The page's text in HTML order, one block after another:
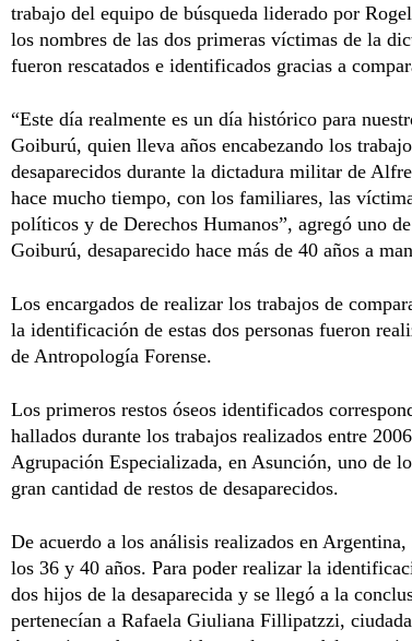
trabajo del equipo de búsqueda liderado por
los nombres de las dos primeras víctimas de la
fueron rescatados e identificados gracias a
“Este día realmente es un día histórico para
Goiburú, quien lleva años encabezando los
desaparecidos durante la dictadura militar de
hace mucho tiempo, con los familiares, las
políticos y de Derechos Humanos”, agregó uno
Goiburú, desaparecido hace más de 40 años a
Los encargados de realizar los trabajos de
la identificación de estas dos personas fueron
de Antropología Forense.
Los primeros restos óseos identificados
hallados durante los trabajos realizados entre
Agrupación Especializada, en Asunción, uno de
gran cantidad de restos de desaparecidos.
De acuerdo a los análisis realizados en
los 36 y 40 años. Para poder realizar la
dos hijos de la desaparecida y se llegó a la
pertenecían a Rafaela Giuliana Fillipatzzi,